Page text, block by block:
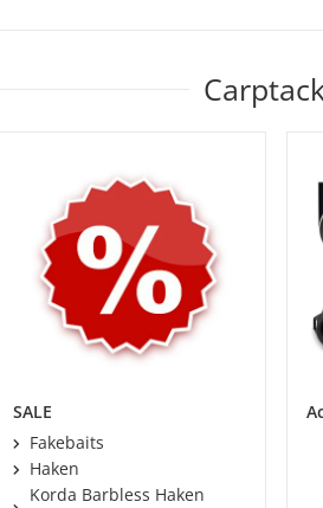
SALE
Fakebaits
Haken
Korda Barbless Haken